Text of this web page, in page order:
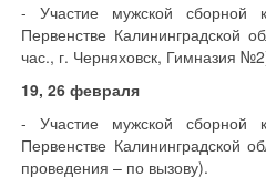
- Участие мужской сборной
Первенстве Калининградской
час., г. Черняховск, Гимназия
19, 26 февраля
- Участие мужской сборной
Первенстве Калининградской
проведения – по вызову).